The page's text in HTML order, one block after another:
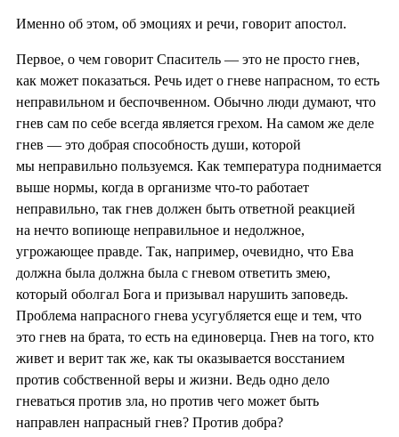
Именно об этом, об эмоциях и речи, говорит апостол.
Первое, о чем говорит Спаситель — это не просто гнев,
как может показаться. Речь идет о гневе напрасном, то есть
неправильном и беспочвенном. Обычно люди думают, что
гнев сам по себе всегда является грехом. На самом же деле
гнев — это добрая способность души, которой
мы неправильно пользуемся. Как температура поднимается
выше нормы, когда в организме что-то работает
неправильно, так гнев должен быть ответной реакцией
на нечто вопиюще неправильное и недолжное,
угрожающее правде. Так, например, очевидно, что Ева
должна была должна была с гневом ответить змею,
который оболгал Бога и призывал нарушить заповедь.
Проблема напрасного гнева усугубляется еще и тем, что
это гнев на брата, то есть на единоверца. Гнев на того, кто
живет и верит так же, как ты оказывается восстанием
против собственной веры и жизни. Ведь одно дело
гневаться против зла, но против чего может быть
направлен напрасный гнев? Против добра?